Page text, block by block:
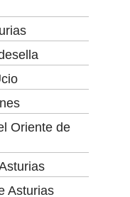
Oriente de
Asturias